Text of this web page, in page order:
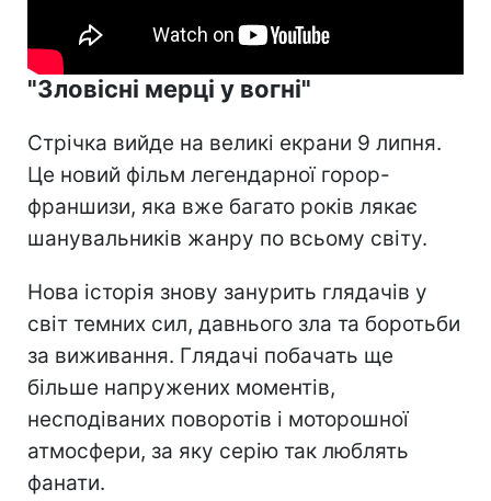
"Зловісні мерці у вогні"
Стрічка вийде на великі екрани 9 липня.
Це новий фільм легендарної горор-
франшизи, яка вже багато років лякає
шанувальників жанру по всьому світу.
Нова історія знову занурить глядачів у
світ темних сил, давнього зла та боротьби
за виживання. Глядачі побачать ще
більше напружених моментів,
несподіваних поворотів і моторошної
атмосфери, за яку серію так люблять
фанати.